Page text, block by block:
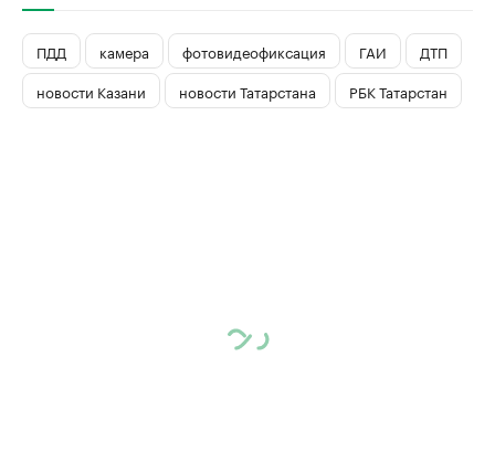
ПДД камера фотовидеофиксация ГАИ
ДТП
новости Казани
новости Татарстана РБК Татарстан